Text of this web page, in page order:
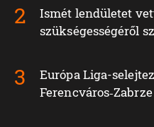
Ismét lendületet
szükségességéről
Európa Liga-
Ferencváros‑Zabrze